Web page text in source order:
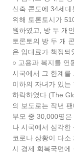
신축 콘도에 34세
위해 토론토시가
원하였고, 방 두 개
토론토의 방 두 개
은 임대료가 책정되
○ 고용과 복지를 연
시국에서 그 한계를
이하의 자녀가 있
하락하였다 (The
의 보도로는 작년
부모 중 30,000명
나 시국에서 심각한
코로나 상황이 다
시 경제 회복국면에